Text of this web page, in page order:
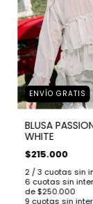
ENVÍO GRATIS
BLUSA
WHITE
$215.000